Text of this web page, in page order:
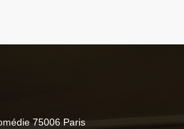
75006 Paris((öffnet ein neues